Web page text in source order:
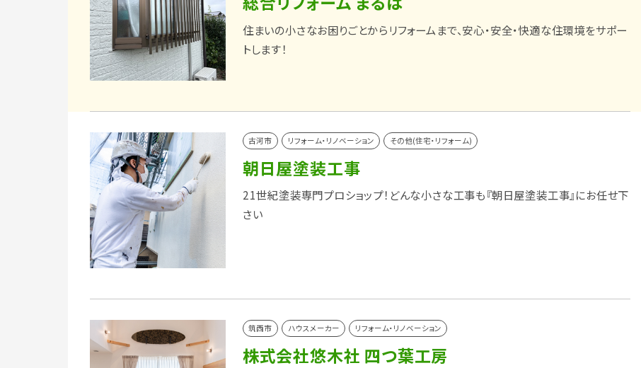
住まいの小さなお困りごとからリフォームまで、安心・安全・快適な住環境をサポー
トします！
古河市 リフォーム・リノベーション その他(住宅・リフォーム)
朝日屋塗装工事
21世紀塗装専門プロショップ！どんな小さな工事も『朝日屋塗装工事』にお任せ下
さい
筑西市 ハウスメーカー リフォーム・リノベーション
株式会社悠木社 四つ葉工房